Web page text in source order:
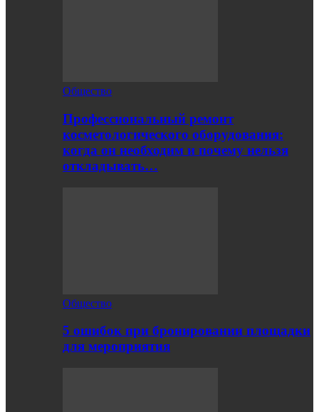
Общество
Профессиональный ремонт
косметологического оборудования:
когда он необходим и почему нельзя
откладывать…
Общество
5 ошибок при бронировании площадки
для мероприятия